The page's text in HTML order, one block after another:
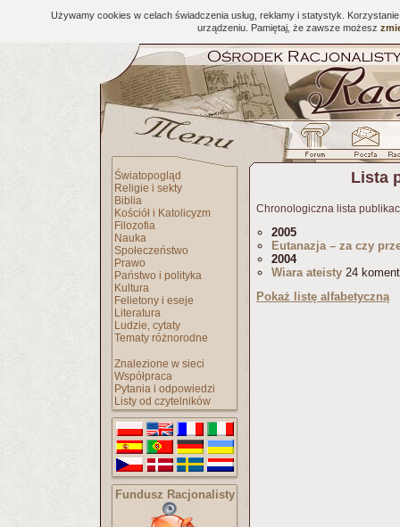
Używamy cookies w celach świadczenia usług, reklamy i statystyk.
urządzeniu. Pamiętaj, że zawsze możesz
Światopogląd
Religie i sekty
Biblia
Kościół i Katolicyzm
Filozofia
Nauka
Społeczeństwo
Prawo
Państwo i polityka
Kultura
Felietony i eseje
Literatura
Ludzie, cytaty
Tematy różnorodne
Znalezione w sieci
Współpraca
Pytania i odpowiedzi
Listy od czytelników
Fundusz Racjonalisty
Lista
Chronologiczna lista
2005
Eutanazja – za czy
2004
Wiara ateisty 24
Pokaż listę alfabetyczną